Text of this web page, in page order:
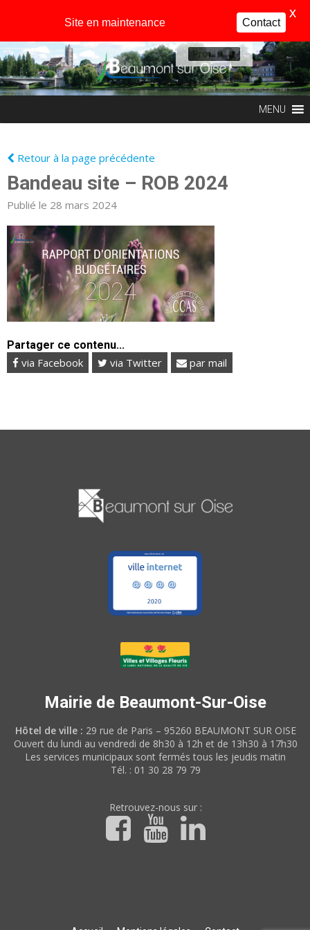
Profil
MENU
Retour à la page précédente
Bandeau site – ROB 2024
Publié le 28 mars 2024
Partager ce contenu...
via Facebook via Twitter par mail
Mairie de Beaumont-Sur-Oise
Hôtel de ville : 29 rue de Paris – 95260 BEAUMONT SUR OISE
Ouvert du lundi au vendredi de 8h30 à 12h et de 13h30 à 17h30
Les services municipaux sont fermés tous les jeudis matin
Tél. : 01 30 28 79 79
Retrouvez-nous sur :
Site en maintenance Contact
X